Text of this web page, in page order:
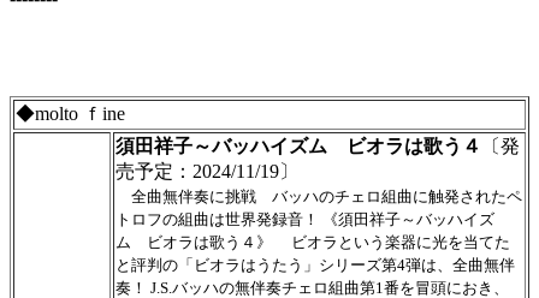
◆molto ｆine
須田祥子～バッハイズム ビオラは歌う４
〔発
売予定：2024/11/19〕
全曲無伴奏に挑戦 バッハのチェロ組曲に触発されたペ
トロフの組曲は世界発録音！ 《須田祥子～バッハイズ
ム ビオラは歌う４》 ビオラという楽器に光を当てた
と評判の「ビオラはうたう」シリーズ第4弾は、全曲無伴
奏！ J.S.バッハの無伴奏チェロ組曲第1番を冒頭におき、